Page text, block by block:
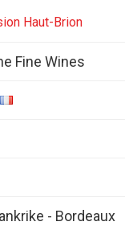
Haut-Brion
Fine Wines
- Bordeaux